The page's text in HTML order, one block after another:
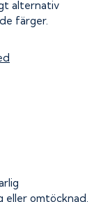
alternativ
färger.
eller omtöcknad.